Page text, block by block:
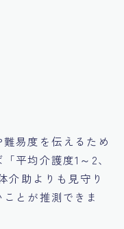
易度を伝えるため
平均介護度1～2、
介助よりも見守り
とが推測できま